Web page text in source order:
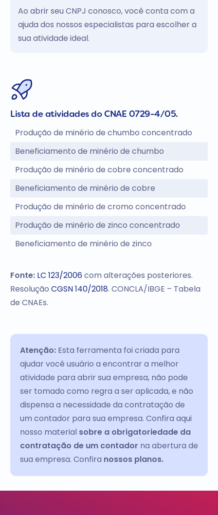
Ao abrir seu CNPJ conosco, você conta com a
ajuda dos nossos especialistas para escolher a
sua atividade ideal.
Lista de atividades do CNAE 0729-4/05.
Produção de minério de chumbo concentrado
Beneficiamento de minério de chumbo
Produção de minério de cobre concentrado
Beneficiamento de minério de cobre
Produção de minério de cromo concentrado
Produção de minério de zinco concentrado
Beneficiamento de minério de zinco
Fonte: LC 123/2006com alterações posteriores.
ResoluçãoCGSN 140/2018. CONCLA/IBGE – Tabela
de CNAEs.
Atenção:Esta ferramenta foi criada para
ajudar você usuário a encontrar a melhor
atividade para abrir sua empresa, não pode
ser tomado como regra a ser aplicada, e não
dispensa a necessidade da contratação de
um contador para sua empresa. Confira aqui
nosso material sobre a obrigatoriedade da
contratação de um contador na abertura de
sua empresa. Confira nossos planos.